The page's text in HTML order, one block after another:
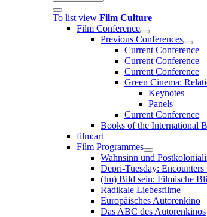
To list view Film Culture
Film Conference
Previous Conferences
Current Conference
Current Conference
Current Conference
Green Cinema:
Keynotes
Panels
Current Conference
Books of the International
film:art
Film Programmes
Wahnsinn und
Depri-Tuesday:
(Im) Bild sein: Filmische
Radikale Liebesfilme
Europäisches Autorenkino
Das ABC des Autorenkinos